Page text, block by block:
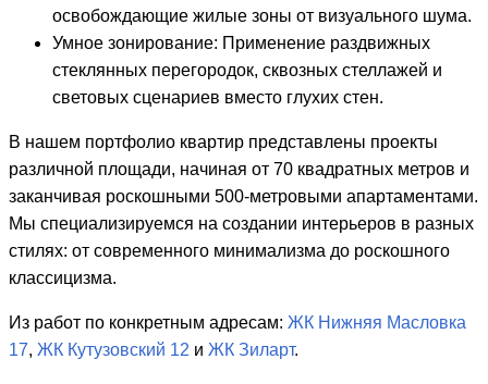
освобождающие жилые зоны от визуального шума.
Умное зонирование: Применение раздвижных
стеклянных перегородок, сквозных стеллажей и
световых сценариев вместо глухих стен.
В нашем портфолио квартир представлены проекты
различной площади, начиная от 70 квадратных метров и
заканчивая роскошными 500-метровыми апартаментами.
Мы специализируемся на создании интерьеров в разных
стилях: от современного минимализма до роскошного
классицизма.
Из работ по конкретным адресам: ЖК Нижняя Масловка
17, ЖК Кутузовский 12 и ЖК Зиларт.